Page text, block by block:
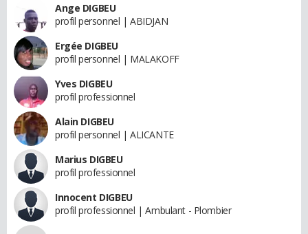
Ange DIGBEU
profil personnel | ABIDJAN
Ergée DIGBEU
profil personnel | MALAKOFF
Yves DIGBEU
profil professionnel
Alain DIGBEU
profil personnel | ALICANTE
Marius DIGBEU
profil professionnel
Innocent DIGBEU
profil professionnel | Ambulant - Plombier